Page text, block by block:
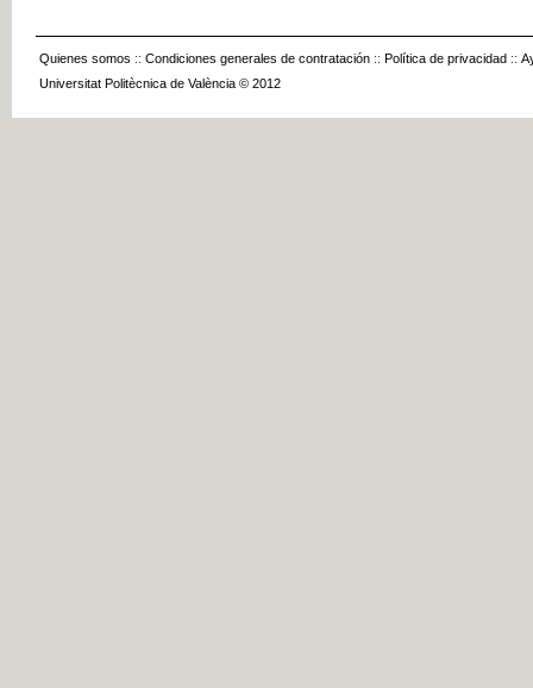
Quienes somos :: Condiciones generales de contratación :: Política de privacidad ::
Universitat Politècnica de València © 2012